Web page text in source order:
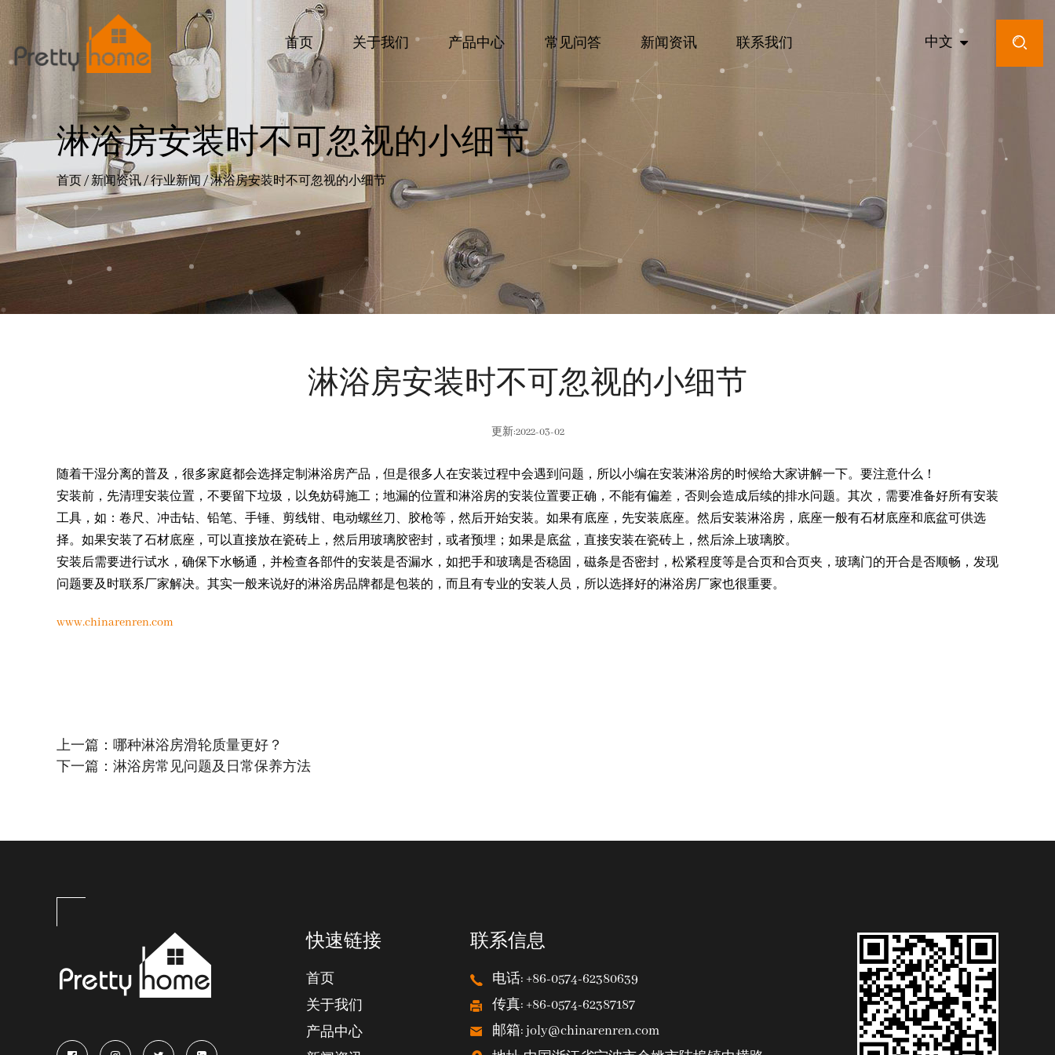
首页 关于我们 产品中心 常见问答 新闻资讯 联系我们 中文
淋浴房安装时不可忽视的小细节
首页 / 新闻资讯 /行业新闻 /淋浴房安装时不可忽视的小细节
淋浴房安装时不可忽视的小细节
更新:2022-03-02
随着干湿分离的普及，很多家庭都会选择定制淋浴房产品，但是很多人在安装过程中会遇到问题，所以小编在安装淋浴房的时候给大家讲解一下。要注意什么！
安装前，先清理安装位置，不要留下垃圾，以免妨碍施工；地漏的位置和淋浴房的安装位置要正确，不能有偏差，否则会造成后续的排水问题。其次，需要准备好所有安装
工具，如：卷尺、冲击钻、铅笔、手锤、剪线钳、电动螺丝刀、胶枪等，然后开始安装。如果有底座，先安装底座。然后安装淋浴房，底座一般有石材底座和底盆可供选
择。如果安装了石材底座，可以直接放在瓷砖上，然后用玻璃胶密封，或者预埋；如果是底盆，直接安装在瓷砖上，然后涂上玻璃胶。
安装后需要进行试水，确保下水畅通，并检查各部件的安装是否漏水，如把手和玻璃是否稳固，磁条是否密封，松紧程度等是合页和合页夹，玻璃门的开合是否顺畅，发现
问题要及时联系厂家解决。其实一般来说好的淋浴房品牌都是包装的，而且有专业的安装人员，所以选择好的淋浴房厂家也很重要。
www.chinarenren.com
上一篇： 哪种淋浴房滑轮质量更好？
下一篇： 淋浴房常见问题及日常保养方法
快速链接
首页
关于我们
产品中心
联系信息
电话: +86-0574-62380639
传真: +86-0574-62387187
邮箱: joly@chinarenren.com